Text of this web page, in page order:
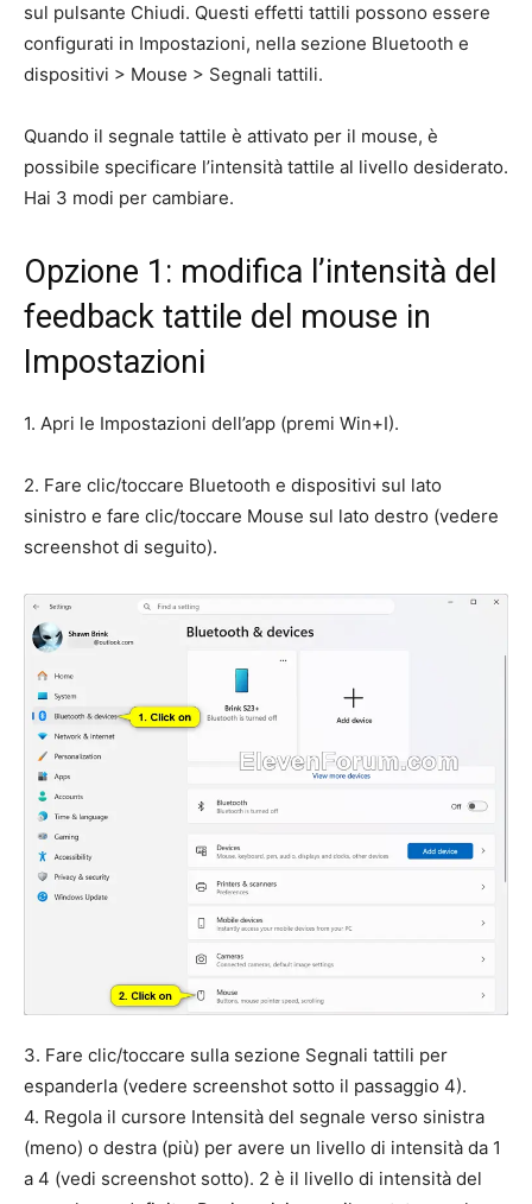
sul pulsante Chiudi. Questi effetti tattili possono essere
configurati in Impostazioni, nella sezione Bluetooth e
dispositivi > Mouse > Segnali tattili.
Quando il segnale tattile è attivato per il mouse, è
possibile specificare l’intensità tattile al livello desiderato.
Hai 3 modi per cambiare.
Opzione 1: modifica l’intensità del
feedback tattile del mouse in
Impostazioni
1. Apri le Impostazioni dell’app (premi Win+I).
2. Fare clic/toccare Bluetooth e dispositivi sul lato
sinistro e fare clic/toccare Mouse sul lato destro (vedere
screenshot di seguito).
3. Fare clic/toccare sulla sezione Segnali tattili per
espanderla (vedere screenshot sotto il passaggio 4).
4. Regola il cursore Intensità del segnale verso sinistra
(meno) o destra (più) per avere un livello di intensità da 1
a 4 (vedi screenshot sotto). 2 è il livello di intensità del